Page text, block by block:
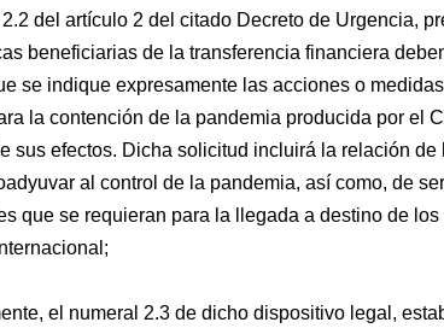
del artículo 2 del citado Decreto de Urgencia,
beneficiarias de la transferencia financiera
se indique expresamente las acciones o
la contención de la pandemia producida por el
sus efectos. Dicha solicitud incluirá la relación de
al control de la pandemia, así como, de
que se requieran para la llegada a destino de
el numeral 2.3 de dicho dispositivo legal,